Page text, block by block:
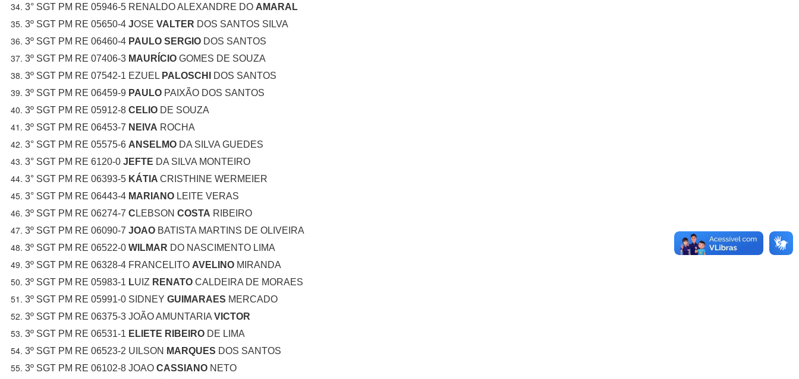
3° SGT PM RE 05946-5 RENALDO ALEXANDRE DO AMARAL
3º SGT PM RE 05650-4 JOSE VALTER DOS SANTOS SILVA
3º SGT PM RE 06460-4 PAULO SERGIO DOS SANTOS
3º SGT PM RE 07406-3 MAURÍCIO GOMES DE SOUZA
3º SGT PM RE 07542-1 EZUEL PALOSCHI
DOS SANTOS
3º SGT PM RE 06459-9 PAULO PAIXÃO DOS SANTOS
3º SGT PM RE 05912-8 CELIO DE SOUZA
3º SGT PM RE 06453-7 NEIVA ROCHA
3° SGT PM RE 05575-6 ANSELMO DA SILVA GUEDES
3° SGT PM RE 6120-0 JEFTE DA SILVA MONTEIRO
3° SGT PM RE 06393-5 KÁTIA CRISTHINE WERMEIER
3° SGT PM RE 06443-4 MARIANO LEITE VERAS
3º SGT PM RE 06274-7 C LEBSON COSTA RIBEIRO
3º SGT PM RE 06090-7 JOAO BATISTA MARTINS DE OLIVEIRA
3º SGT PM RE 06522-0 WILMAR DO NASCIMENTO LIMA
3º SGT PM RE 06328-4 FRANCELITO AVELINO MIRANDA
3º SGT PM RE 05983-1 LUIZ RENATO CALDEIRA DE MORAES
3º SGT PM RE 05991-0 SIDNEY GUIMARAES MERCADO
3º SGT PM RE 06375-3 JOÃO AMUNTARIA VICTOR
3º SGT PM RE 06531-1 ELIETE RIBEIRO DE LIMA
3º SGT PM RE 06523-2 UILSON MARQUES DOS SANTOS
3º SGT PM RE 06102-8 JOAO CASSIANO NETO